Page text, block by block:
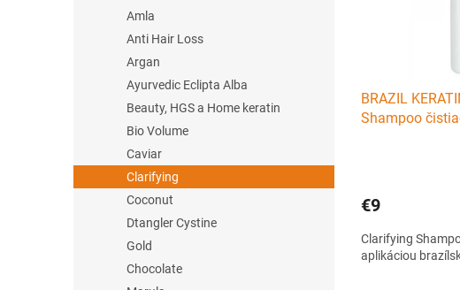
Amla
Anti Hair Loss
Argan
Ayurvedic Eclipta Alba
Beauty, HGS a Home keratin
Bio Volume
Caviar
Clarifying
Coconut
Dtangler Cystine
Gold
Chocolate
BRAZIL
Shampoo
€9
Clarifying
aplikáciou